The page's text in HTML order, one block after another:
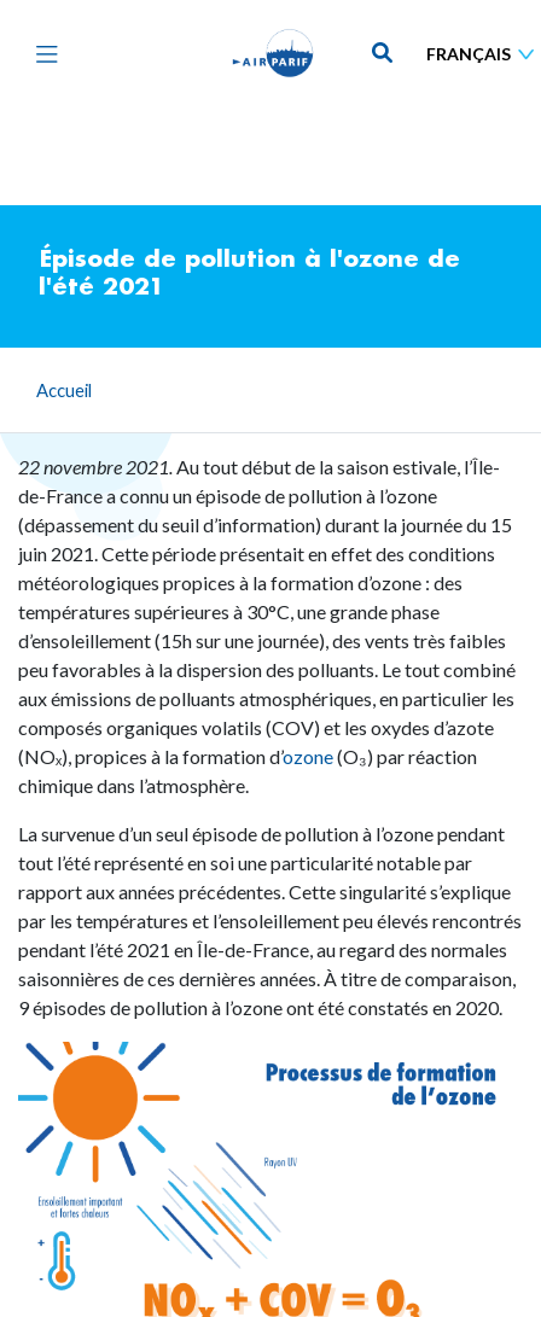
au
contenu
Épisode de pollution à l'ozone de
l'été 2021
Accueil
22 novembre 2021.Au tout début de la saison estivale, l’Île-
de-France a connu un épisode de pollution à l’ozone
(dépassement du seuil d’information) durant la journée du 15
juin 2021. Cette période présentait en effet des conditions
météorologiques propices à la formation d’ozone : des
températures supérieures à 30°C, une grande phase
d’ensoleillement (15h sur une journée), des vents très faibles
peu favorables à la dispersion des polluants. Le tout combiné
aux émissions de polluants atmosphériques, en particulier les
composés organiques volatils (COV) et les oxydes d’azote
(NOₓ), propices à la formation d’ozone(O₃) par réaction
chimique dans l’atmosphère.
La survenue d’un seul épisode de pollution à l’ozone pendant
tout l’été représenté en soi une particularité notable par
rapport aux années précédentes. Cette singularité s’explique
par les températures et l’ensoleillement peu élevés rencontrés
pendant l’été 2021 en Île-de-France, au regard des normales
saisonnières de ces dernières années. À titre de comparaison,
9 épisodes de pollution à l’ozone ont été constatés en 2020.